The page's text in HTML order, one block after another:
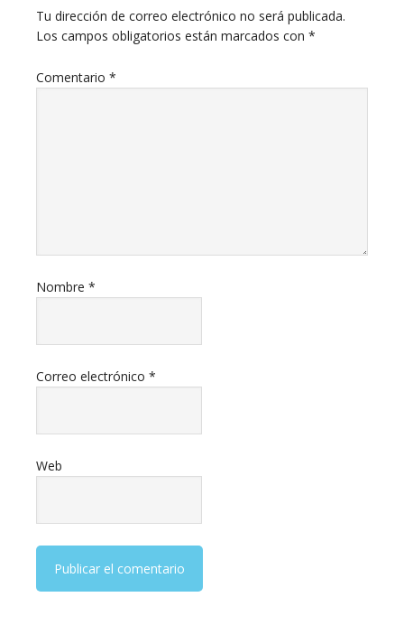
Tu dirección de correo electrónico no será publicada.
Los campos obligatorios están marcados con *
Comentario *
Nombre *
Correo electrónico *
Web